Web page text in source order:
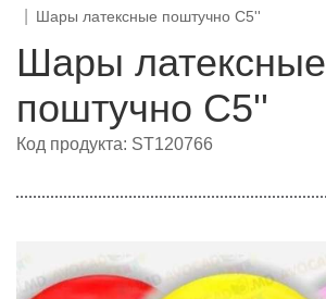
Шары латексные поштучно С5''
Шары латексные
поштучно С5''
Код продукта: ST120766